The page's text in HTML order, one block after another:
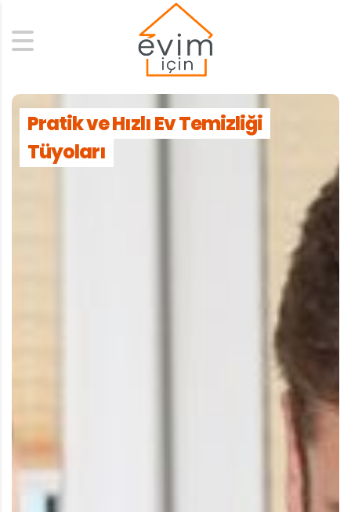
Search
Pratik ve Hızlı Ev Temizliği
Tüyoları